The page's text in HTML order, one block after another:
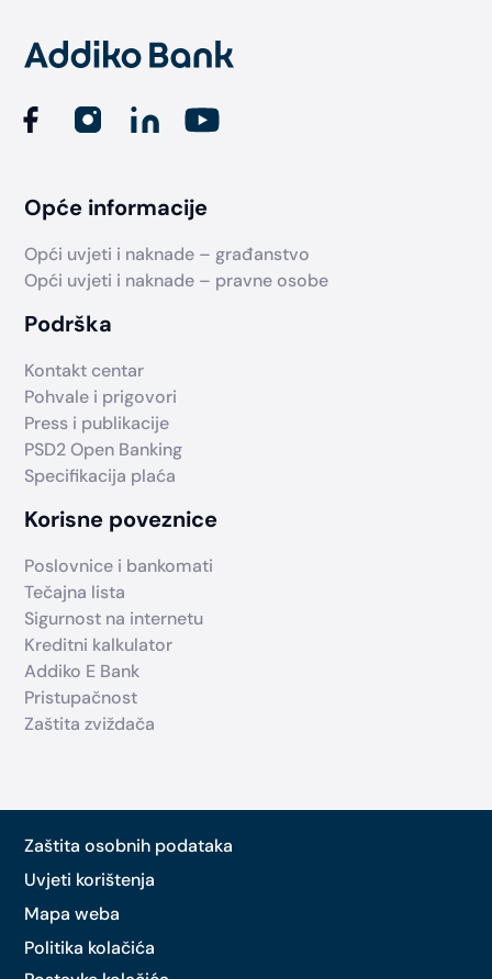
Opće informacije
Opći uvjeti i naknade – građanstvo
Opći uvjeti i naknade – pravne osobe
Podrška
Kontakt centar
Pohvale i prigovori
Press i publikacije
PSD2 Open Banking
Specifikacija plaća
Korisne poveznice
Poslovnice i bankomati
Tečajna lista
Sigurnost na internetu
Kreditni kalkulator
Addiko E Bank
Pristupačnost
Zaštita zviždača
Zaštita osobnih podataka
Uvjeti korištenja
Mapa weba
Politika kolačića